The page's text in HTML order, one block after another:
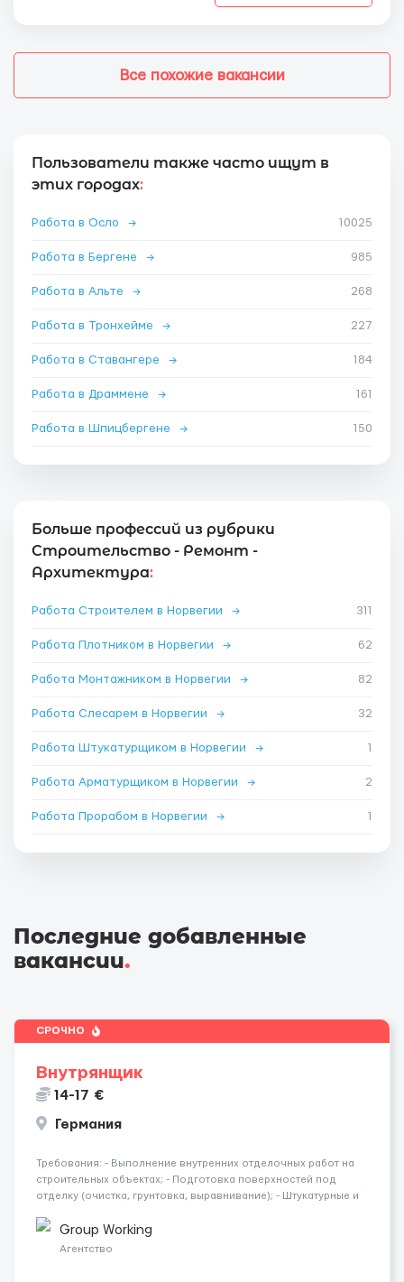
Все похожие вакансии
Пользователи также часто ищут в
этих городах:
Работа в Осло → 10025
Работа в Бергене → 985
Работа в Альте → 268
Работа в Тронхейме → 227
Работа в Ставангере → 184
Работа в Драммене → 161
Работа в Шпицбергене → 150
Больше профессий из рубрики
Строительство - Ремонт -
Архитектура:
Работа Строителем в Норвегии → 311
Работа Плотником в Норвегии → 62
Работа Монтажником в Норвегии → 82
Работа Слесарем в Норвегии → 32
Работа Штукатурщиком в Норвегии → 1
Работа Арматурщиком в Норвегии → 2
Работа Прорабом в Норвегии → 1
Последние добавленные
вакансии.
СРОЧНО
Внутрянщик
14-17 €
Германия
Требования: - Выполнение внутренних отделочных работ на
строительных объектах; - Подготовка поверхностей под
отделку (очистка, грунтовка, выравнивание); - Штукатурные и
(стены, перегородки, потолки); - Укладка плитки на стены и п...
Group Working
Агентство